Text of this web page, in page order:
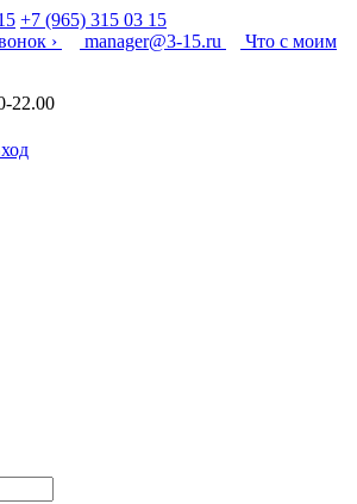
+7 (965) 315 03 15
›
manager@3-15.ru
Что с моим
22.00